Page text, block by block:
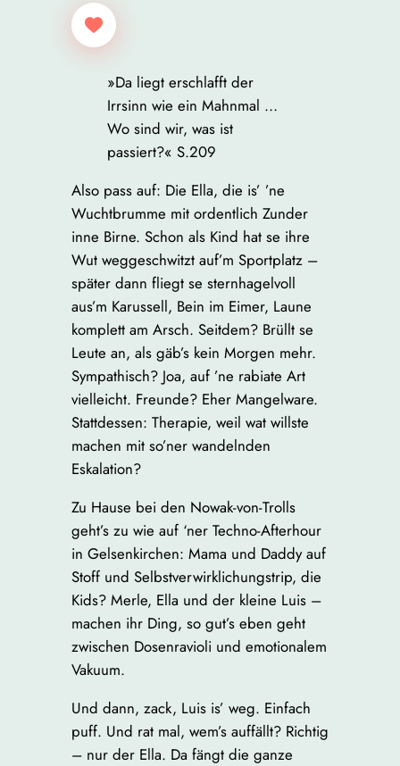
»Da liegt erschlafft der
Irrsinn wie ein Mahnmal …
Wo sind wir, was ist
passiert?« S.209
Also pass auf: Die Ella, die is’ ’ne
Wuchtbrumme mit ordentlich Zunder
inne Birne. Schon als Kind hat se ihre
Wut weggeschwitzt auf’m Sportplatz –
später dann fliegt se sternhagelvoll
aus’m Karussell, Bein im Eimer, Laune
komplett am Arsch. Seitdem? Brüllt se
Leute an, als gäb’s kein Morgen mehr.
Sympathisch? Joa, auf ’ne rabiate Art
vielleicht. Freunde? Eher Mangelware.
Stattdessen: Therapie, weil wat willste
machen mit so’ner wandelnden
Eskalation?
Zu Hause bei den Nowak-von-Trolls
geht’s zu wie auf ‘ner Techno-Afterhour
in Gelsenkirchen: Mama und Daddy auf
Stoff und Selbstverwirklichungstrip, die
Kids? Merle, Ella und der kleine Luis –
machen ihr Ding, so gut’s eben geht
zwischen Dosenravioli und emotionalem
Vakuum.
Und dann, zack, Luis is’ weg. Einfach
puff. Und rat mal, wem’s auffällt? Richtig
– nur der Ella. Da fängt die ganze